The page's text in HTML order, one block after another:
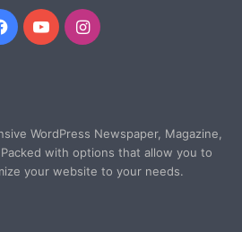
Facebook
YouTubeInstagram
WordPress Newspaper, Magazine,
with options that allow you to
your website to your needs.